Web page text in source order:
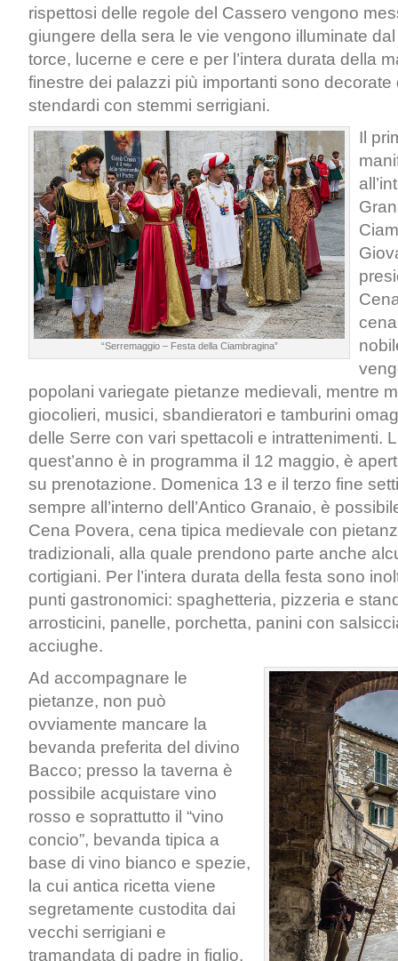
rispettosi delle regole del Cassero vengono
giungere della sera le vie vengono illuminate
torce, lucerne e cere e per l’intera durata della
finestre dei palazzi più importanti sono decorate
stendardi con stemmi serrigiani.
“Serremaggio – Festa della Ciambragina”
Il
popolani variegate pietanze medievali, mentre
giocolieri, musici, sbandieratori e tamburini
delle Serre con vari spettacoli e intrattenimenti.
quest’anno è in programma il 12 maggio, è
su prenotazione. Domenica 13 e il terzo fine
sempre all’interno dell’Antico Granaio, è
Cena Povera, cena tipica medievale con
tradizionali, alla quale prendono parte anche
cortigiani. Per l’intera durata della festa sono
punti gastronomici: spaghetteria, pizzeria e
arrosticini, panelle, porchetta, panini con
acciughe.
Ad accompagnare le
pietanze, non può
ovviamente mancare la
bevanda preferita del divino
Bacco; presso la taverna è
possibile acquistare vino
rosso e soprattutto il “vino
concio”, bevanda tipica a
base di vino bianco e spezie,
la cui antica ricetta viene
segretamente custodita dai
vecchi serrigiani e
tramandata di padre in figlio.